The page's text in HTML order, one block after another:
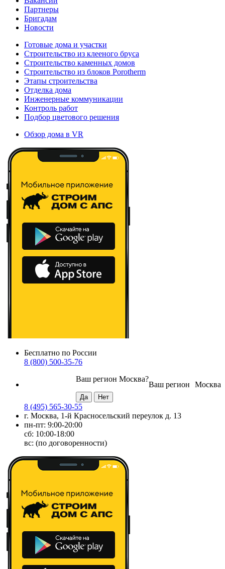
Партнеры
Бригадам
Новости
Готовые дома и участки
Строительство из клееного бруса
Строительство каменных домов
Строительство из блоков Porotherm
Этапы строительства
Отделка дома
Инженерные коммуникации
Контроль работ
Подбор цветового решения
Обзор дома в VR
Бесплатно по России
8 (800) 500-35-76
Москва
Ваш регион
Ваш регион Москва?
8 (495) 565-30-55
г. Москва, 1-й Красносельский переулок д. 13
пн-пт: 9:00-20:00
сб: 10:00-18:00
вс: (по договоренности)